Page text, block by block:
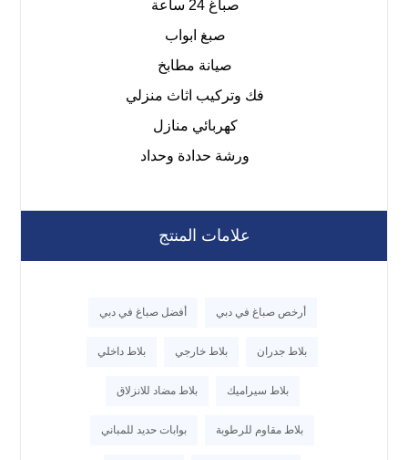
صباغ 24 ساعة
صبغ ابواب
صيانة مطابخ
فك وتركيب اثاث منزلي
كهربائي منازل
ورشة حدادة وحداد
علامات المنتج
أرخص صباغ في دبي أفضل صباغ في دبي
بلاط جدران بلاط خارجي بلاط داخلي
بلاط سيراميك بلاط مضاد للانزلاق
بلاط مقاوم للرطوبة بوابات حديد للمباني